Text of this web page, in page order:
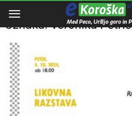
Domov Veronika Petrič
Oznaka: Veronika Petrič